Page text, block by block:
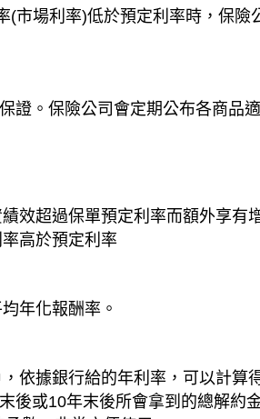
市場利率)低於預定利率時，保險
證。保險公司會定期公布各商品
效超過保單預定利率而額外享有
高於預定利率
年化報酬率。
依據銀行給的年利率，可以計算
後或10年末後所會拿到的總解約